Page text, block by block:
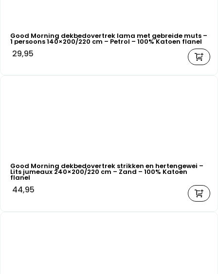
Good Morning dekbedovertrek lama met gebreide muts –
1 persoons 140×200/220 cm – Petrol – 100% Katoen flanel
29,95
Good Morning dekbedovertrek strikken en hertengewei –
Lits jumeaux 240×200/220 cm – Zand – 100% Katoen
flanel
44,95